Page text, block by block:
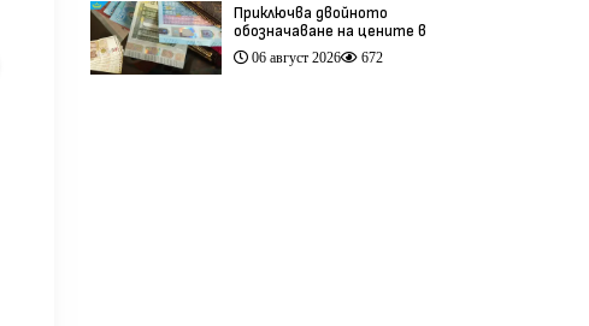
Приключва двойното
обозначаване на цените в
левове и евро
06 август 2026 672